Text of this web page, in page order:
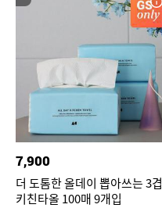
7,900
더 도톰한 올데이 뽑아쓰는 3겹
키친타올 100매 9개입